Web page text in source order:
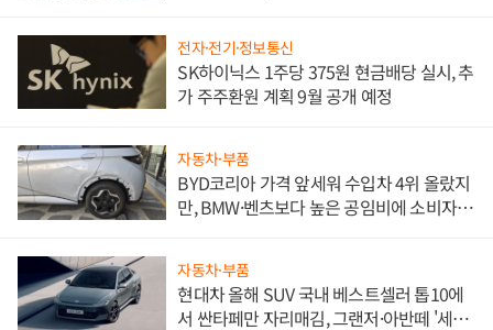
전자·전기·정보통신
SK하이닉스 1주당 375원 현금배당 실시, 추
가 주주환원 계획 9월 공개 예정
자동차·부품
BYD코리아 가격 앞세워 수입차 4위 올랐지
만, BMW·벤츠보다 높은 공임비에 소비자
자동차·부품
현대차 올해 SUV 국내 베스트셀러 톱10에
서 싼타페만 자리매김, 그랜저·아반떼 '세단